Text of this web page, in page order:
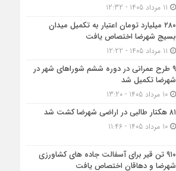
۲۸۰ میلیارد تومان اعتبار به تکمیل میدان
بسیج شهرضا اختصاص یافت
۹ طرح عمرانی در دوره ششم شوراهای شهر در
شهرضا تکمیل شد
10 مرداد 1405 - 13:20
۸۱ هکتار طالبی در اراضی شهرضا کشت شد
10 مرداد 1405 - 11:46
۹۱۰ تن قیر برای آسفالت جاده های کشاورزی
شهرضا و دهاقان اختصاص یافت